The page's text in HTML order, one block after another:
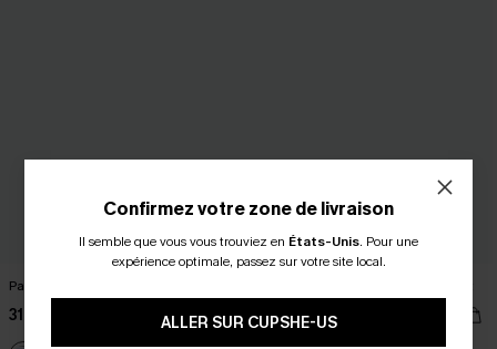
Pantalon à rayures cordon
31,00 € 32,00 €
Confirmez votre zone de livraison
Il semble que vous vous trouviez en États-Unis. Pour une
expérience optimale, passez sur votre site local.
ALLER SUR CUPSHE-US